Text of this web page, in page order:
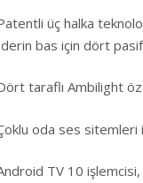
üç halka
bas için dört
taraflı Ambilight
oda ses sitemleri
TV 10 işlemcisi,